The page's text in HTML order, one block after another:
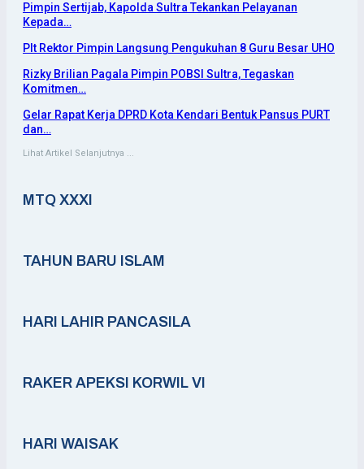
Pimpin Sertijab, Kapolda Sultra Tekankan Pelayanan
Kepada…
Plt Rektor Pimpin Langsung Pengukuhan 8 Guru Besar UHO
Rizky Brilian Pagala Pimpin POBSI Sultra, Tegaskan
Komitmen…
Gelar Rapat Kerja DPRD Kota Kendari Bentuk Pansus PURT
dan…
Lihat Artikel Selanjutnya ...
MTQ XXXI
TAHUN BARU ISLAM
HARI LAHIR PANCASILA
RAKER APEKSI KORWIL VI
HARI WAISAK